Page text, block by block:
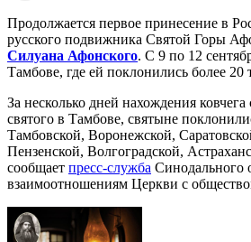
Продолжается первое принесение в
русского подвижника Святой Горы
Силуана Афонского. С 9 по 12
Тамбове, где ей поклонились более
За несколько дней нахождения ковчега
святого в Тамбове, святыне
Тамбовской, Воронежской,
Пензенской, Волгоградской,
сообщает пресс-служба Синодального
взаимоотношениям Церкви с